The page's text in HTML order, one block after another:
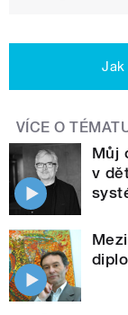
Jak
VÍCE O
Můj
v